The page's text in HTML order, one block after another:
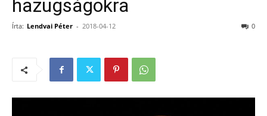
hazugságokra
Írta: Lendvai Péter - 2018-04-12 0